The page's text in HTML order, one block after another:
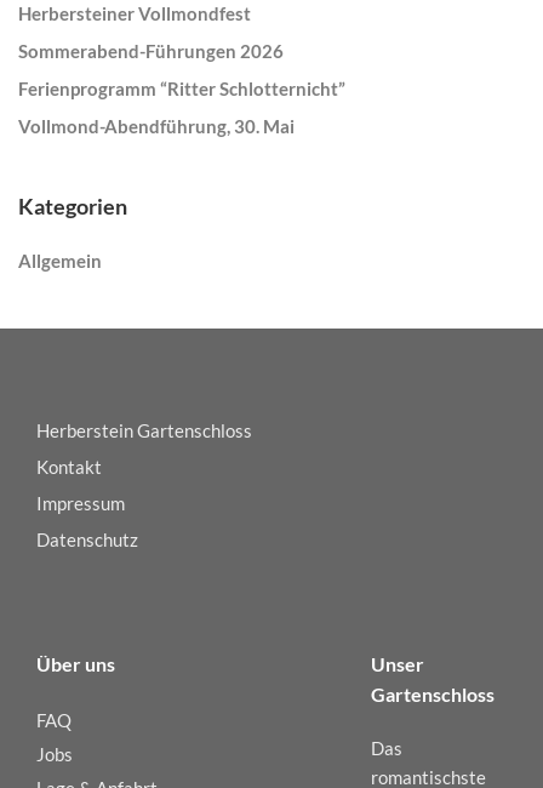
Herbersteiner Vollmondfest
Sommerabend-Führungen 2026
Ferienprogramm “Ritter Schlotternicht”
Vollmond-Abendführung, 30. Mai
Kategorien
Allgemein
Herberstein Gartenschloss
Kontakt
Impressum
Datenschutz
Über uns
FAQ
Jobs
Unser
Gartenschloss
Das
romantischste